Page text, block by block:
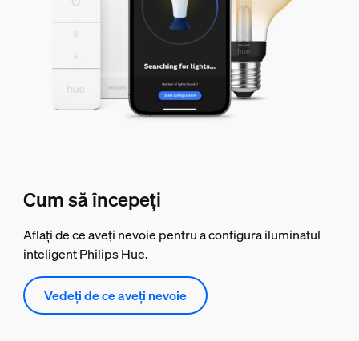
Cum să începeți
Aflați de ce aveți nevoie pentru a configura iluminatul
inteligent Philips Hue.
Vedeți de ce aveți nevoie